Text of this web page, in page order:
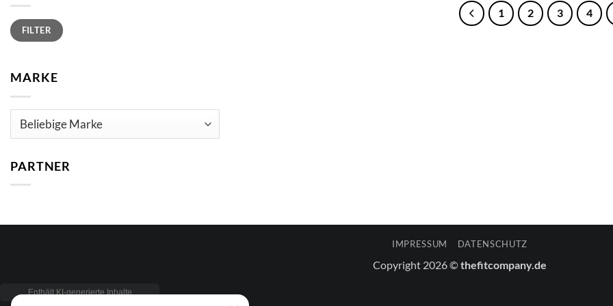
Min.
Preis
Max.
PreisFILTER
MARKE
PARTNER
1 2 3 4
IMPRESSUM DATENSCHUTZ
Copyright 2026 ©thefitcompany.de